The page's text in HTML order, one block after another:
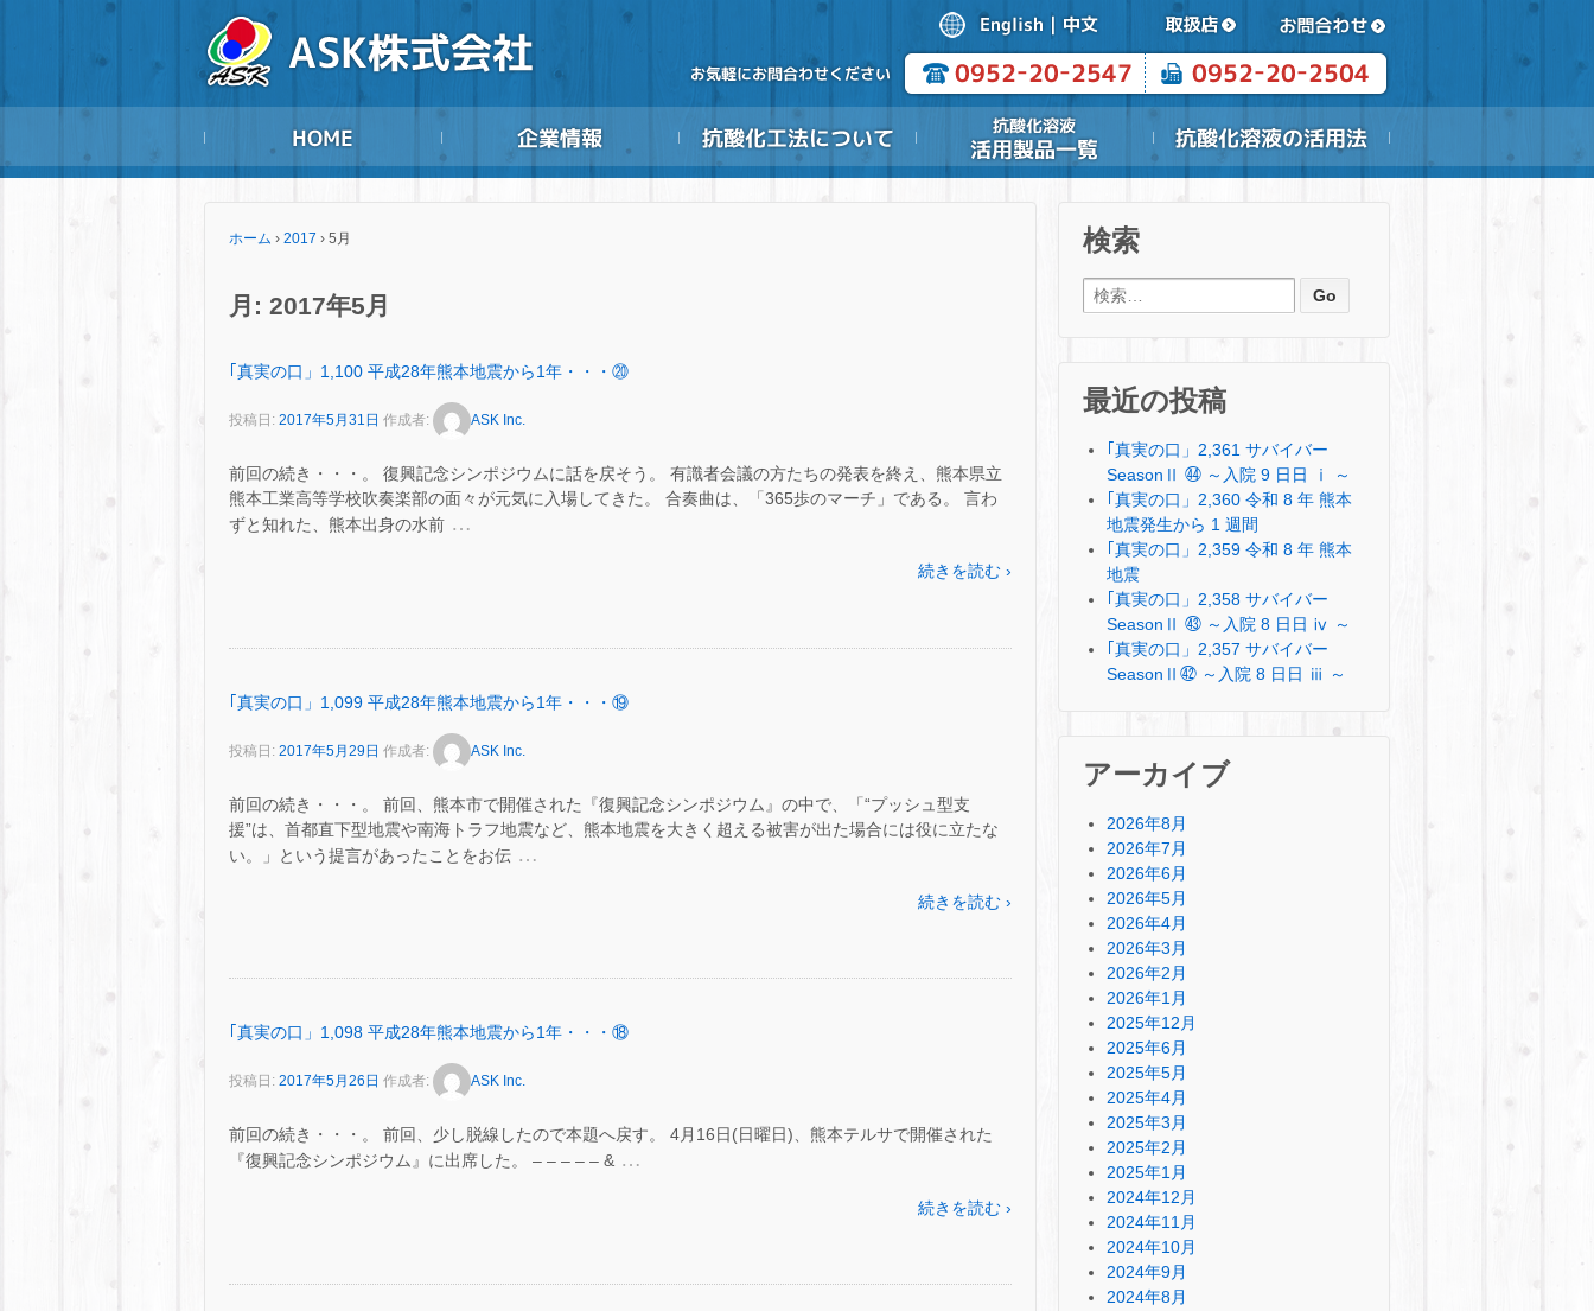
ホーム › 2017 › 5月
月: 2017年5月
｢真実の口」1,100 平成28年熊本地震から1年・・・⑳
投稿日: 2017年5月31日 作成者: ASK Inc.
前回の続き・・・。 復興記念シンポジウムに話を戻そう。 有識者会議の方たちの発表を終え、熊本県立
熊本工業高等学校吹奏楽部の面々が元気に入場してきた。 合奏曲は、「365歩のマーチ」である。 言わ
ずと知れた、熊本出身の水前 …
続きを読む ›
｢真実の口」1,099 平成28年熊本地震から1年・・・⑲
投稿日: 2017年5月29日 作成者: ASK Inc.
前回の続き・・・。 前回、熊本市で開催された『復興記念シンポジウム』の中で、「“プッシュ型支
援”は、首都直下型地震や南海トラフ地震など、熊本地震を大きく超える被害が出た場合には役に立たな
い。」という提言があったことをお伝 …
続きを読む ›
｢真実の口」1,098 平成28年熊本地震から1年・・・⑱
投稿日: 2017年5月26日 作成者: ASK Inc.
前回の続き・・・。 前回、少し脱線したので本題へ戻す。 4月16日(日曜日)、熊本テルサで開催された
『復興記念シンポジウム』に出席した。 – – – – – & …
続きを読む ›
検索
検索:
最近の投稿
｢真実の口」2,361 サバイバー
SeasonⅡ ㊹ ～入院 9 日日 ⅰ ～
｢真実の口」2,360 令和 8 年 熊本
地震発生から 1 週間
｢真実の口」2,359 令和 8 年 熊本
地震
｢真実の口」2,358 サバイバー
SeasonⅡ ㊸ ～入院 8 日日 ⅳ ～
｢真実の口」2,357 サバイバー
SeasonⅡ㊷ ～入院 8 日日 ⅲ ～
アーカイブ
2026年8月
2026年7月
2026年6月
2026年5月
2026年4月
2026年3月
2026年2月
2026年1月
2025年12月
2025年6月
2025年5月
2025年4月
2025年3月
2025年2月
2025年1月
2024年12月
2024年11月
2024年10月
2024年9月
2024年8月